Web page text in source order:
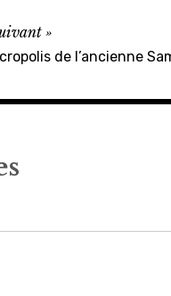
de l’ancienne